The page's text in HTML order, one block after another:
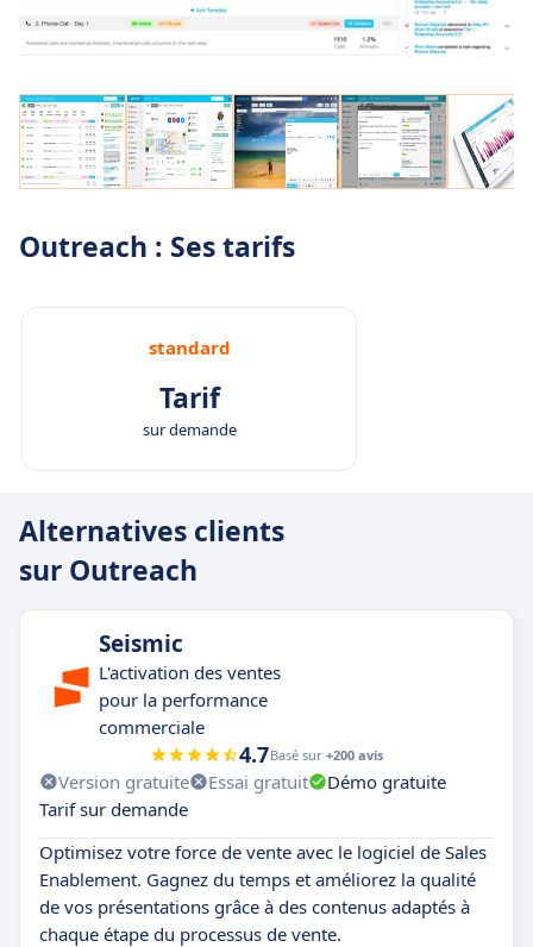
Outreach : Ses tarifs
standard
Tarif
sur demande
Alternatives clients
sur Outreach
Seismic
L'activation des ventes
pour la performance
commerciale
4.7Basé sur +200 avis
Version gratuite Essai gratuit
Démo gratuite
Tarif sur demande
Optimisez votre force de vente avec le logiciel de Sales
Enablement. Gagnez du temps et améliorez la qualité
de vos présentations grâce à des contenus adaptés à
chaque étape du processus de vente.